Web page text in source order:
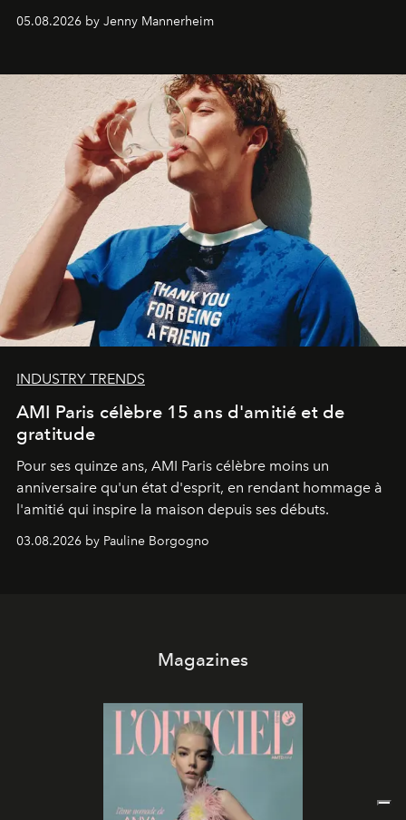
codes de la parfumerie contemporaine en proposant
une approche aussi intuitive que personnelle :
05.08.2026 by Jenny Mannerheim
INDUSTRY TRENDS
AMI Paris célèbre 15 ans d'amitié et de
gratitude
Pour ses quinze ans, AMI Paris célèbre moins un
anniversaire qu'un état d'esprit, en rendant hommage à
l'amitié qui inspire la maison depuis ses débuts.
03.08.2026 by Pauline Borgogno
Magazines